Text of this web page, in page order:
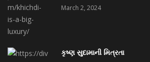
March 2, 2024
કૃષ્ણ સુદામાની મિત્રતા